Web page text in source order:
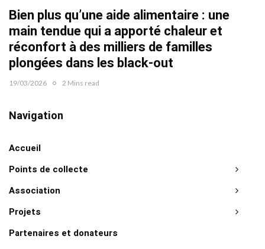
Bien plus qu’une aide alimentaire : une
main tendue qui a apporté chaleur et
réconfort à des milliers de familles
plongées dans les black-out
19/03/2026 2 Mins read
Navigation
Accueil
Points de collecte
Association
Projets
Partenaires et donateurs